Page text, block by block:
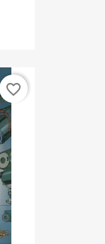
favorite_border